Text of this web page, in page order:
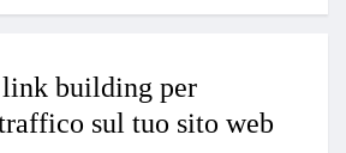
building per
sul tuo sito web